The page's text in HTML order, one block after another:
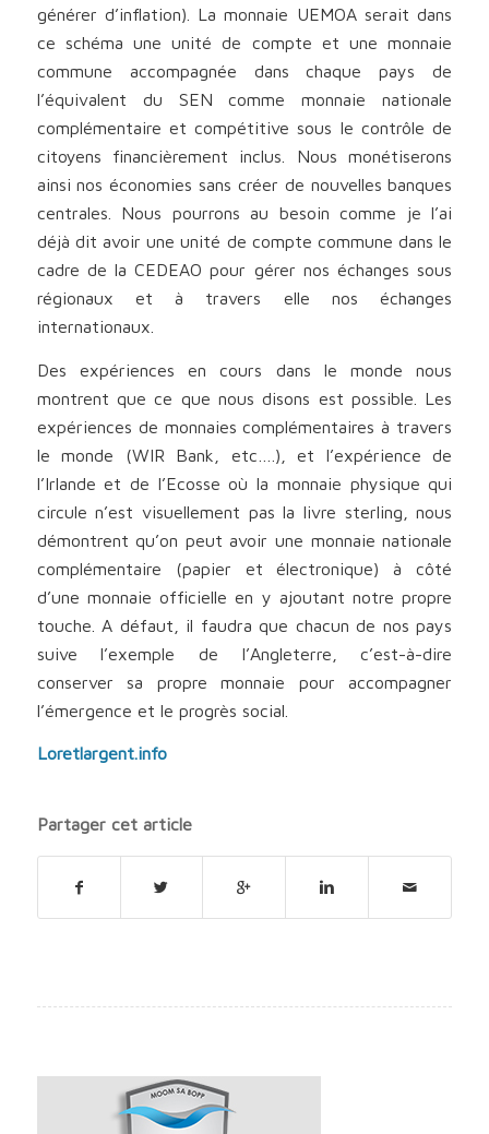
générer d’inflation). La monnaie UEMOA serait dans
ce schéma une unité de compte et une monnaie
commune accompagnée dans chaque pays de
l’équivalent du SEN comme monnaie nationale
complémentaire et compétitive sous le contrôle de
citoyens financièrement inclus. Nous monétiserons
ainsi nos économies sans créer de nouvelles banques
centrales. Nous pourrons au besoin comme je l’ai
déjà dit avoir une unité de compte commune dans le
cadre de la CEDEAO pour gérer nos échanges sous
régionaux et à travers elle nos échanges
internationaux.
Des expériences en cours dans le monde nous
montrent que ce que nous disons est possible. Les
expériences de monnaies complémentaires à travers
le monde (WIR Bank, etc….), et l’expérience de
l’Irlande et de l’Ecosse où la monnaie physique qui
circule n’est visuellement pas la livre sterling, nous
démontrent qu’on peut avoir une monnaie nationale
complémentaire (papier et électronique) à côté
d’une monnaie officielle en y ajoutant notre propre
touche. A défaut, il faudra que chacun de nos pays
suive l’exemple de l’Angleterre, c’est-à-dire
conserver sa propre monnaie pour accompagner
l’émergence et le progrès social.
Loretlargent.info
Partager cet article